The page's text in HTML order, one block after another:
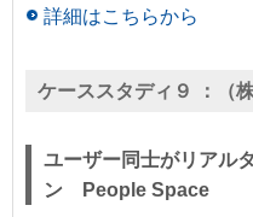
詳細はこちらから
ケーススタディ９ ： （
ユーザー同士がリアル
ン People Space